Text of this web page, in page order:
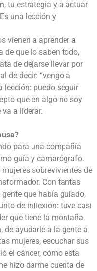
tu estrategia y a actuar
una lección y
vienen a aprender a
de que lo saben todo,
de dejarse llevar por
de decir: “vengo a
lección: puedo seguir
que en algo no soy
a liderar.
para una compañía
guía y camarógrafo.
sobrevivientes de
Con tantas
que había guiado,
de inflexión: tuve casi
que tiene la montaña
de ayudarle a la gente a
mujeres, escuchar sus
el cáncer, cómo esta
hizo darme cuenta de